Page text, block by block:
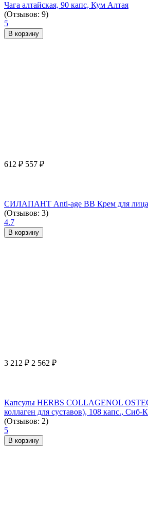
Чага алтайская, 90 капс, Кум Алтая
(Отзывов: 9)
5
В корзину
612 ₽ 557 ₽
СИЛАПАНТ Anti-age ВВ Крем для
(Отзывов: 3)
4.7
В корзину
3 212 ₽ 2 562 ₽
Капсулы HERBS COLLAGENOL
коллаген для суставов), 108 капс., Сиб-
(Отзывов: 2)
5
В корзину